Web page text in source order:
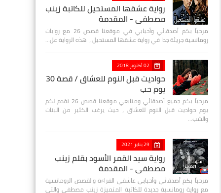
رواية عشقها المستحيل للكاتبة زينب
مصطفي - المقدمة
مرحباً بكم أصدقائي وأحبابي في موقعنا قصص 26 مع روايات
رومانسية جريئة جدا في رواية عشقها المستحيل ، هذه الرواية عل…
02 أكتوبر 2018
حواديت قبل النوم للعشاق / قصة 30
يوم حب
مرحباً بكم جميع أصدقائي ومتابعي موقعنا قصص 26 نقدم لكم
يوم حواديت قبل النوم للعشاق ، حيث يرغب الكثير من البنات
والشب…
29 يناير 2021
رواية سيد القمر الأسود بقلم زينب
مصطفي - المقدمة
مرحباً بكم أصدقائي وأحبابي عاشقي القراءة والقصص الرومانسية
مع رواية رومانسية جديدة للكاتبة المتميزة زينب مصطفى والتي